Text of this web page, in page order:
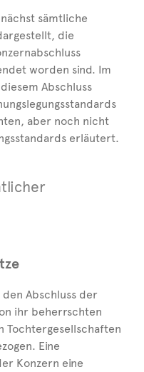
sämtliche
die
worden sind. Im
Abschluss
aber noch nicht
erläutert.
Abschluss der
ihr beherrschten
Tochtergesellschaften
Eine
Konzern eine